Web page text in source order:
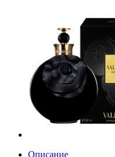
Описание